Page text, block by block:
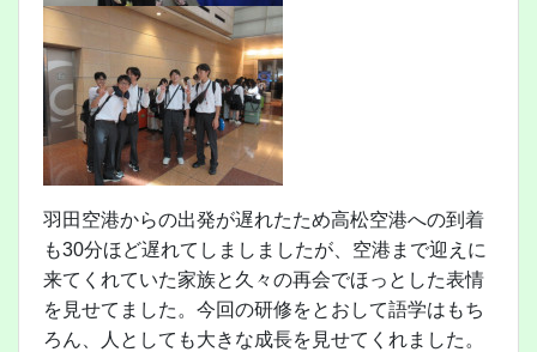
羽田空港からの出発が遅れたため高松空港への到着
も30分ほど遅れてしましましたが、空港まで迎えに
来てくれていた家族と久々の再会でほっとした表情
を見せてました。今回の研修をとおして語学はもち
ろん、人としても大きな成長を見せてくれました。